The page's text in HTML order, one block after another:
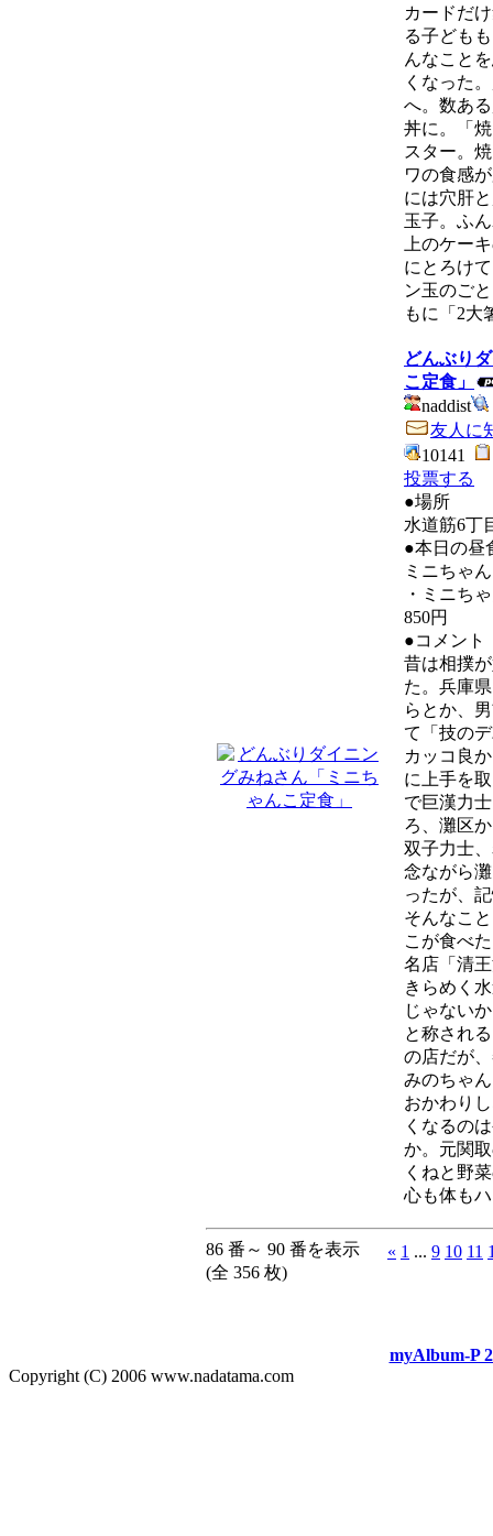
カードだ
る子ども
んなこと
くなった
へ。数あ
丼に。「
スター。
ワの食感
には穴肝
玉子。ふ
上のケー
にとろけ
ン玉のご
もに「2大
どんぶり
こ定食」
naddist
友人に
10141
投票する
●場所
水道筋6丁
●本日の昼
ミニちゃ
・ミニち
850円
●コメント
昔は相撲
た。兵庫
らとか、
て「技の
カッコ良
に上手を
で巨漢力
ろ、灘区
双子力士
念ながら
ったが、
そんなこ
こが食べ
名店「清
きらめく
じゃない
と称され
の店だが
みのちゃ
おかわり
くなるの
か。元関
くねと野
心も体も
86 番～ 90 番を表示
(全 356 枚)
« 1 ... 9 10 11
myAlbum-P
Copyright (C) 2006 www.nadatama.com